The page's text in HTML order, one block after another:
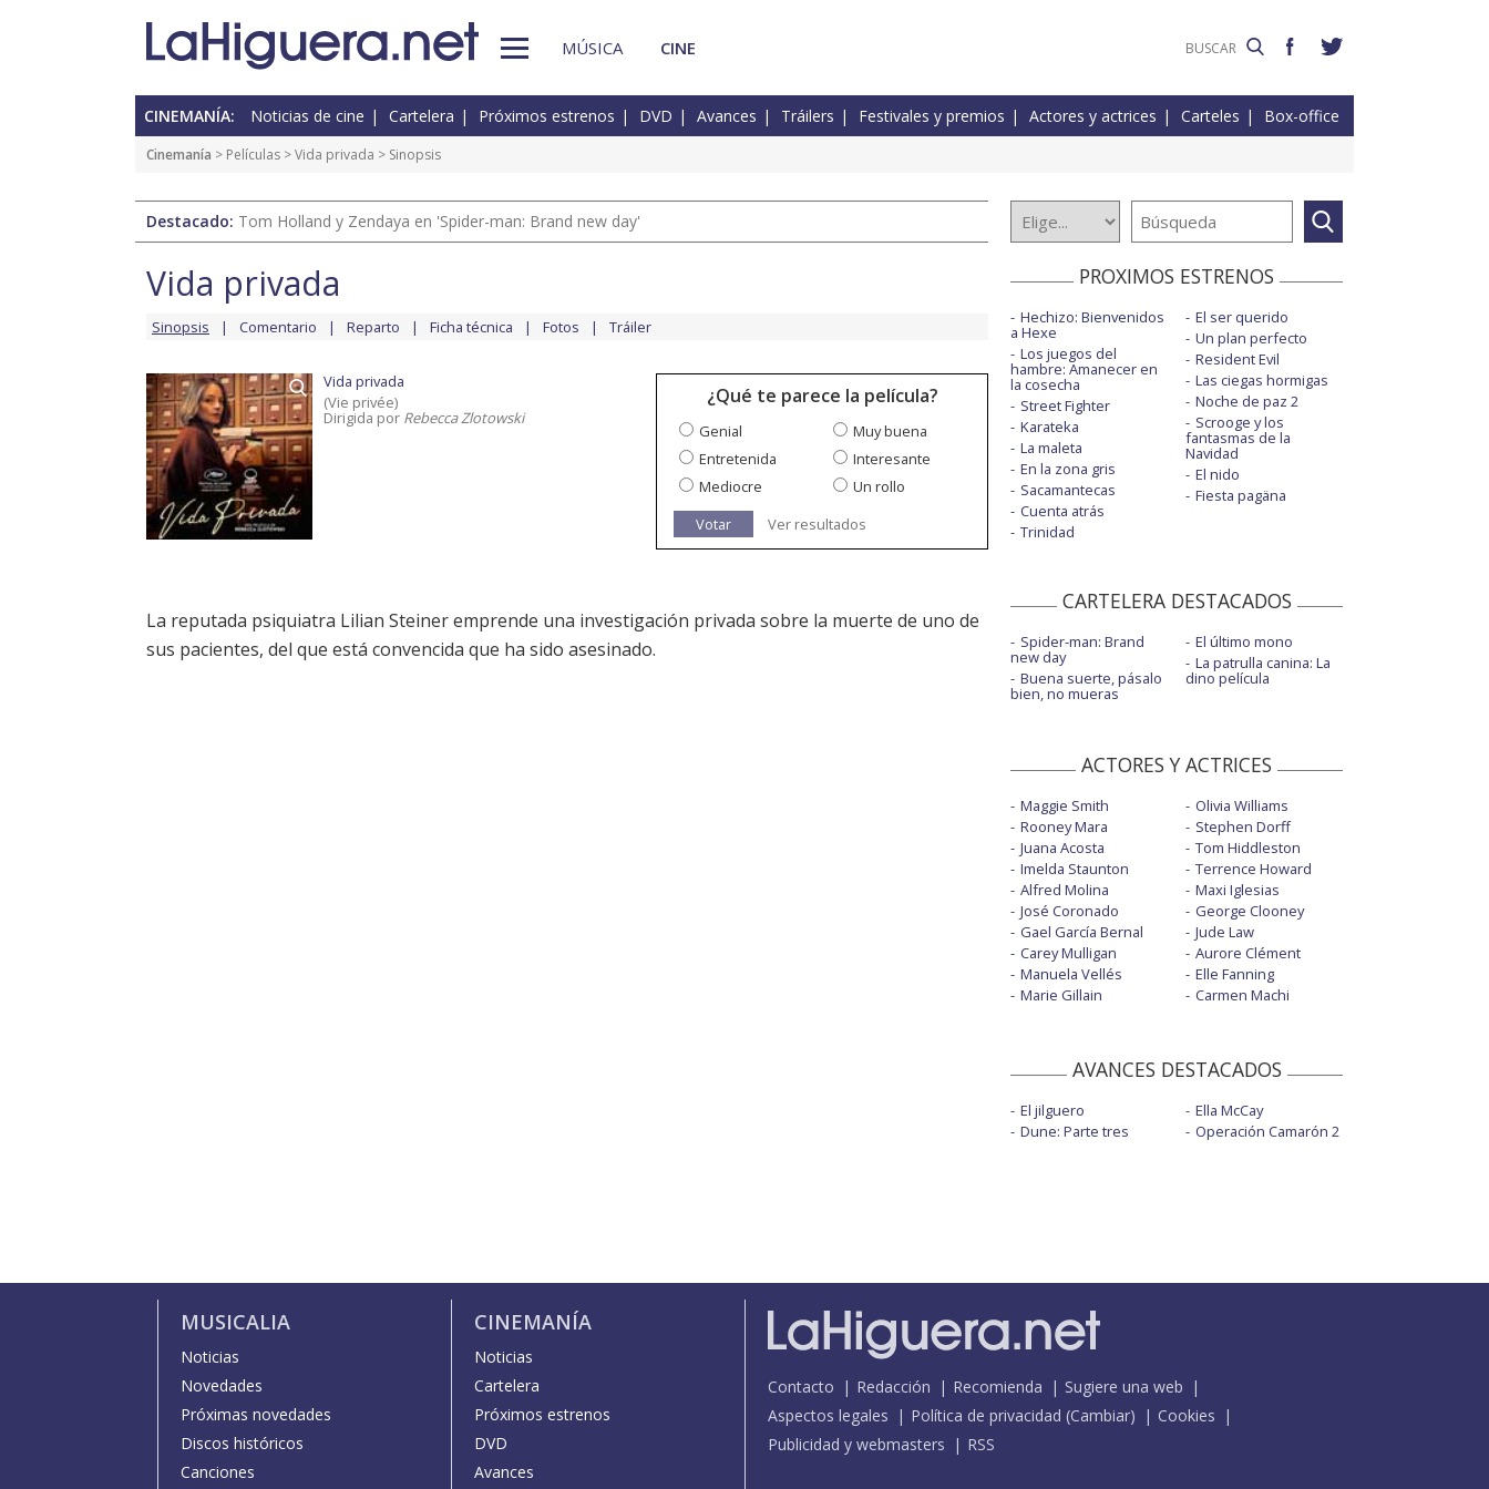
MÚSICA CINE
CINEMANÍA: Noticias de cine Cartelera Próximos estrenos DVD Avances Tráilers Festivales y premios Actores y actrices Carteles Box-office
Cinemanía > Películas >Vida privada > Sinopsis
Destacado: Tom Holland y Zendaya en 'Spider-man: Brand new day'
Vida privada
Sinopsis Comentario Reparto Ficha técnica Fotos Tráiler
Vida privada
(Vie privée)
Dirigida por Rebecca Zlotowski
¿Qué te parece la película?
Genial
Muy buena
Entretenida
Interesante
Mediocre
Un rollo
Votar
Ver resultados
La reputada psiquiatra Lilian Steiner emprende una investigación privada sobre la muerte de uno de
sus pacientes, del que está convencida que ha sido asesinado.
PROXIMOS ESTRENOS
Hechizo: Bienvenidos
a Hexe
Los juegos del
hambre: Amanecer en
la cosecha
Street Fighter
Karateka
La maleta
En la zona gris
Sacamantecas
Cuenta atrás
Trinidad
El ser querido
Un plan perfecto
Resident Evil
Las ciegas hormigas
Noche de paz 2
Scrooge y los
fantasmas de la
Navidad
El nido
Fiesta pagäna
CARTELERA DESTACADOS
Spider-man: Brand
new day
Buena suerte, pásalo
bien, no mueras
El último mono
La patrulla canina: La
dino película
ACTORES Y ACTRICES
Maggie Smith
Rooney Mara
Juana Acosta
Imelda Staunton
Alfred Molina
José Coronado
Gael García Bernal
Carey Mulligan
Manuela Vellés
Marie Gillain
Olivia Williams
Stephen Dorff
Tom Hiddleston
Terrence Howard
Maxi Iglesias
George Clooney
Jude Law
Aurore Clément
Elle Fanning
Carmen Machi
AVANCES DESTACADOS
El jilguero
Dune: Parte tres
Ella McCay
Operación Camarón 2
MUSICALIA
Noticias
Novedades
Próximas novedades
Discos históricos
Canciones
CINEMANÍA
Noticias
Cartelera
Próximos estrenos
DVD
Avances
Contacto Redacción Recomienda
Sugiere una web
Aspectos legales
Política de privacidad (Cambiar)
Cookies
Publicidad y webmasters
RSS